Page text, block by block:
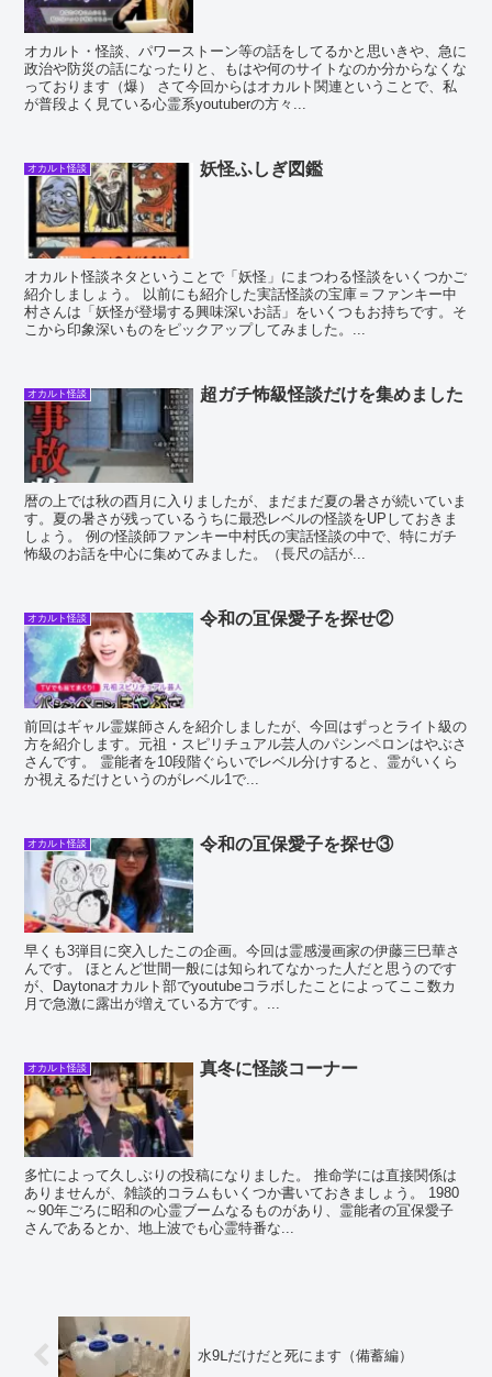
オカルト・怪談、パワーストーン等の話をしてるかと思いきや、急に
政治や防災の話になったりと、もはや何のサイトなのか分からなくな
っております（爆） さて今回からはオカルト関連ということで、私
が普段よく見ている心霊系youtuberの方々...
オカルト怪談 妖怪ふしぎ図鑑
オカルト怪談ネタということで「妖怪」にまつわる怪談をいくつかご
紹介しましょう。 以前にも紹介した実話怪談の宝庫＝ファンキー中
村さんは「妖怪が登場する興味深いお話」をいくつもお持ちです。そ
こから印象深いものをピックアップしてみました。...
オカルト怪談 超ガチ怖級怪談だけを集めました
暦の上では秋の酉月に入りましたが、まだまだ夏の暑さが続いていま
す。夏の暑さが残っているうちに最恐レベルの怪談をUPしておきま
しょう。 例の怪談師ファンキー中村氏の実話怪談の中で、特にガチ
怖級のお話を中心に集めてみました。（長尺の話が...
オカルト怪談 令和の冝保愛子を探せ②
前回はギャル霊媒師さんを紹介しましたが、今回はずっとライト級の
方を紹介します。元祖・スピリチュアル芸人のパシンペロンはやぶさ
さんです。 霊能者を10段階ぐらいでレベル分けすると、霊がいくら
か視えるだけというのがレベル1で...
オカルト怪談 令和の冝保愛子を探せ③
早くも3弾目に突入したこの企画。今回は霊感漫画家の伊藤三巳華さ
んです。 ほとんど世間一般には知られてなかった人だと思うのです
が、Daytonaオカルト部でyoutubeコラボしたことによってここ数カ
月で急激に露出が増えている方です。...
オカルト怪談 真冬に怪談コーナー
多忙によって久しぶりの投稿になりました。 推命学には直接関係は
ありませんが、雑談的コラムもいくつか書いておきましょう。 1980
～90年ごろに昭和の心霊ブームなるものがあり、霊能者の冝保愛子
さんであるとか、地上波でも心霊特番な...
水9Ⅼだけだと死にます（備蓄編）